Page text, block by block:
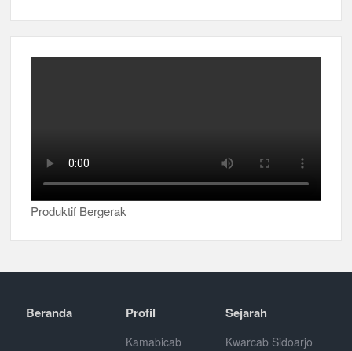
Produktif Bergerak
Beranda Profil
Kamabicab
Sejarah
Kwarcab Sidoarjo